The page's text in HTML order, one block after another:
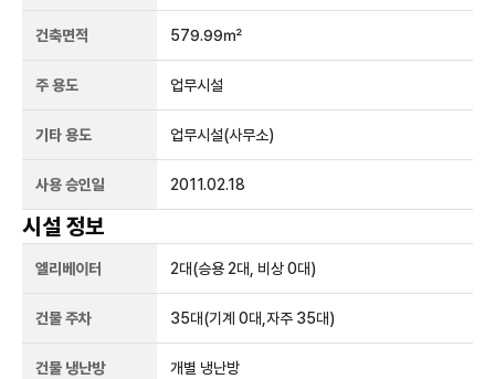
건축면적 579.99㎡
주 용도 업무시설
기타 용도 업무시설(사무소)
사용 승인일 2011.02.18
시설 정보
엘리베이터 2대(승용 2대, 비상 0대)
건물 주차 35대(기계 0대,자주 35대)
건물 냉난방 개별 냉난방